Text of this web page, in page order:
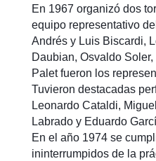
En 1967 organizó dos
equipo representativo
Andrés y Luis Biscardi,
Daubian, Osvaldo
Palet fueron los
Tuvieron destacadas
Leonardo Cataldi,
Labrado y Eduardo
En el año 1974 se
ininterrumpidos de la